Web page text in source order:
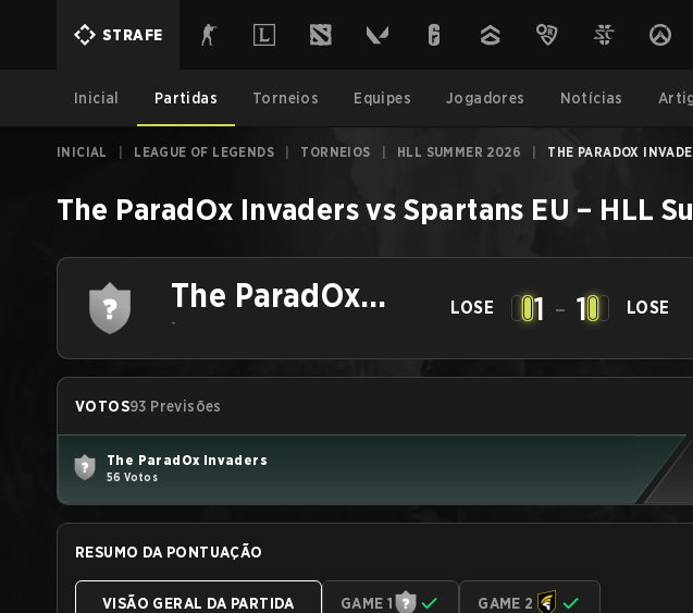
STRAFE
Inicial Partidas Torneios Equipes Jogadores Notícias
INICIAL LEAGUE OF LEGENDS TORNEIOS HLL SUMMER 2026 THE PARADOX
The ParadOx Invadersvs Spartans EU – HLL
The ParadOx
Invaders
-
LOSE 1 - 1 LOSE
VOTOS93 Previsões
The ParadOx Invaders
56 Votos
RESUMO DA PONTUAÇÃO
VISÃO GERAL DA PARTIDA GAME 1 GAME 2